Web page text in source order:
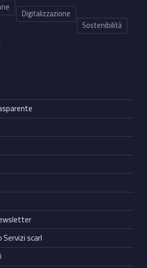
Digitalizzazione
Sostenibilità
Servizi scarl